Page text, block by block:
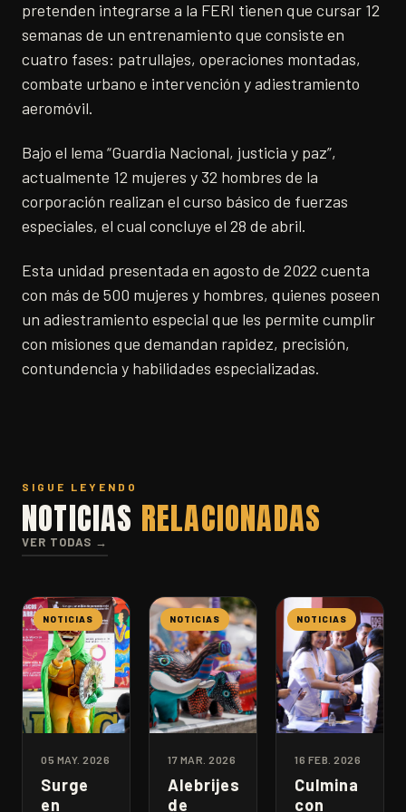
pretenden integrarse a la FERI tienen que cursar 12
semanas de un entrenamiento que consiste en
cuatro fases: patrullajes, operaciones montadas,
combate urbano e intervención y adiestramiento
aeromóvil.
Bajo el lema “Guardia Nacional, justicia y paz”,
actualmente 12 mujeres y 32 hombres de la
corporación realizan el curso básico de fuerzas
especiales, el cual concluye el 28 de abril.
Esta unidad presentada en agosto de 2022 cuenta
con más de 500 mujeres y hombres, quienes poseen
un adiestramiento especial que les permite cumplir
con misiones que demandan rapidez, precisión,
contundencia y habilidades especializadas.
SIGUE LEYENDO
NOTICIAS RELACIONADAS
VER TODAS →
NOTICIAS
05 MAY. 2026
Surge
en
NOTICIAS
17 MAR. 2026
Alebrijes
de
NOTICIAS
16 FEB. 2026
Culmina
con